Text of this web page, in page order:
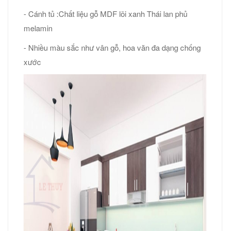
- Cánh tủ :Chất liệu gỗ MDF lõi xanh Thái lan phủ
melamin
- Nhiều màu sắc như vân gỗ, hoa văn đa dạng chống
xước